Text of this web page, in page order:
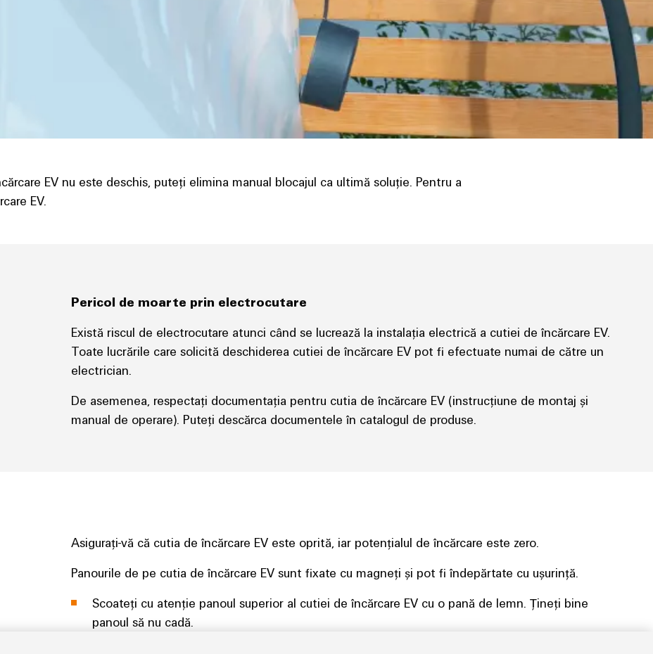
EV nu este deschis, puteți elimina manual blocajul ca ultimă soluție. Pentru a
EV.
Pericol de moarte prin electrocutare
Există riscul de electrocutare atunci când se lucrează la instalația electrică a cutiei de încărcare EV.
Toate lucrările care solicită deschiderea cutiei de încărcare EV pot fi efectuate numai de către un
electrician.
De asemenea, respectați documentația pentru cutia de încărcare EV (instrucțiune de montaj și
manual de operare). Puteți descărca documentele în catalogul de produse.
Asigurați-vă că cutia de încărcare EV este oprită, iar potențialul de încărcare este zero.
Panourile de pe cutia de încărcare EV sunt fixate cu magneți și pot fi îndepărtate cu ușurință.
Scoateți cu atenție panoul superior al cutiei de încărcare EV cu o pană de lemn. Țineți bine
panoul să nu cadă.